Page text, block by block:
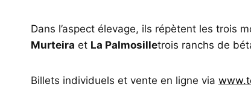
Dans l’aspect élevage, ils répètent les trois
Murteira et La Palmosilletrois ranchs de
Billets individuels et vente en ligne via